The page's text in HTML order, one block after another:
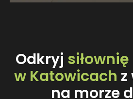
Odkryj
w Katowicach
na morze